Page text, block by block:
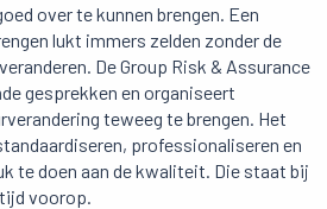
over te kunnen brengen. Een
lukt immers zelden zonder de
De Group Risk & Assurance
gesprekken en organiseert
teweeg te brengen. Het
professionaliseren en
te doen aan de kwaliteit. Die staat bij
voorop.